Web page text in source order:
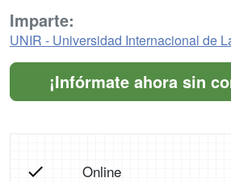
Imparte:
UNIR - Universidad Internacional de
¡Infórmate ahora sin
Online